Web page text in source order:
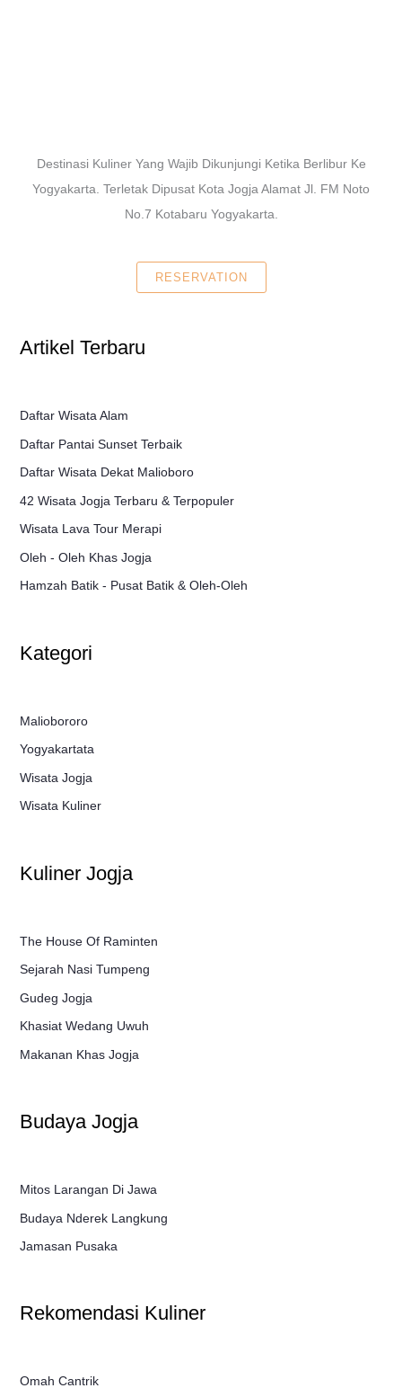
Destinasi Kuliner Yang Wajib Dikunjungi Ketika Berlibur Ke
Yogyakarta. Terletak Dipusat Kota Jogja Alamat Jl. FM Noto
No.7 Kotabaru Yogyakarta.
RESERVATION
Artikel Terbaru
Daftar Wisata Alam
Daftar Pantai Sunset Terbaik
Daftar Wisata Dekat Malioboro
42 Wisata Jogja Terbaru & Terpopuler
Wisata Lava Tour Merapi
Oleh - Oleh Khas Jogja
Hamzah Batik - Pusat Batik & Oleh-Oleh
Kategori
Maliobororo
Yogyakartata
Wisata Jogja
Wisata Kuliner
Kuliner Jogja
The House Of Raminten
Sejarah Nasi Tumpeng
Gudeg Jogja
Khasiat Wedang Uwuh
Makanan Khas Jogja
Budaya Jogja
Mitos Larangan Di Jawa
Budaya Nderek Langkung
Jamasan Pusaka
Rekomendasi Kuliner
Omah Cantrik